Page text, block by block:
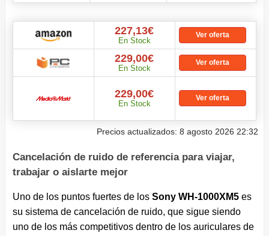
227,13€
En Stock
Ver oferta
229,00€
En Stock
Ver oferta
229,00€
En Stock
Ver oferta
Precios actualizados: 8 agosto 2026 22:32
Cancelación de ruido de referencia para viajar,
trabajar o aislarte mejor
Uno de los puntos fuertes de los Sony WH-1000XM5es
su sistema de cancelación de ruido, que sigue siendo
uno de los más competitivos dentro de los auriculares de